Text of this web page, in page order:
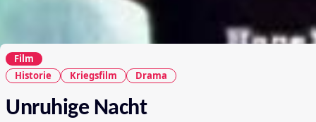
Film
Historie
Kriegsfilm Drama
Unruhige Nacht